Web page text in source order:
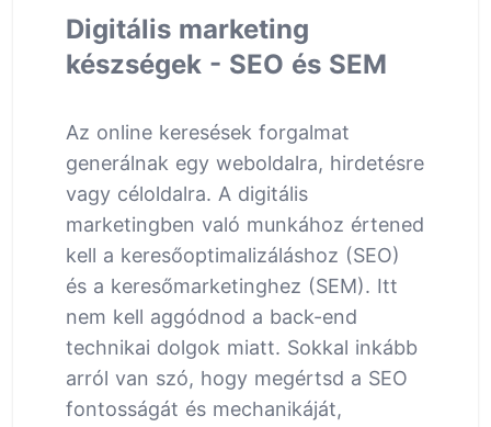
Digitális marketing
készségek - SEO és SEM
Az online keresések forgalmat
generálnak egy weboldalra, hirdetésre
vagy céloldalra. A digitális
marketingben való munkához értened
kell a keresőoptimalizáláshoz (SEO)
és a keresőmarketinghez (SEM). Itt
nem kell aggódnod a back-end
technikai dolgok miatt. Sokkal inkább
arról van szó, hogy megértsd a SEO
fontosságát és mechanikáját,